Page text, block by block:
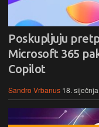
Poskupljuju
Microsoft 365
Copilot
Sandro Vrbanus 18.